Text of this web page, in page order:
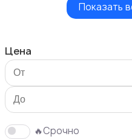
Показать
Цена
🔥Срочно